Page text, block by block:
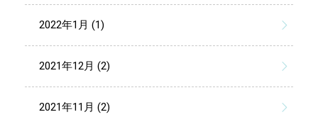
2022年1月 (1)
2021年12月 (2)
2021年11月 (2)